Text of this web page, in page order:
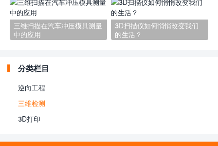
三维扫描在汽车冲压模具测量
中的应用
3D扫描仪如何悄悄改变我们
的生活？
分类栏目
逆向工程
三维检测
3D打印